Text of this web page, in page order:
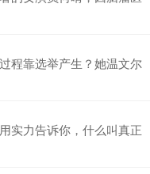
程靠选举产生？她温文尔
实力告诉你，什么叫真正